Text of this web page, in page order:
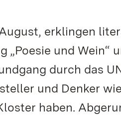
erklingen
„Poesie und Wein“
durch das
und Denker
haben.